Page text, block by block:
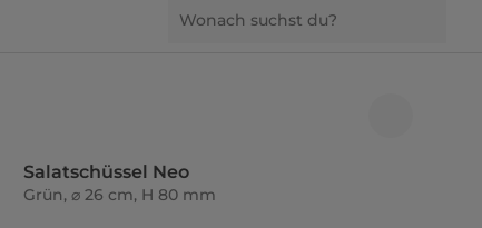
Salatschüssel Neo
Grün, ⌀ 26 cm, H 80 mm